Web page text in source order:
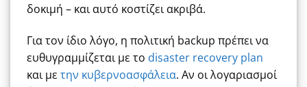
δοκιμή – και αυτό κοστίζει ακριβά.
Για τον ίδιο λόγο, η πολιτική backup πρέπει να
ευθυγραμμίζεται με το disaster recovery plan
και με την κυβερνοασφάλεια. Αν οι λογαριασμοί